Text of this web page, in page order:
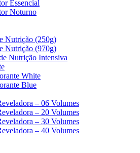
Essencial
Noturno
Nutrição (250g)
Nutrição (970g)
Nutrição Intensiva
White
Blue
– 06 Volumes
– 20 Volumes
– 30 Volumes
– 40 Volumes